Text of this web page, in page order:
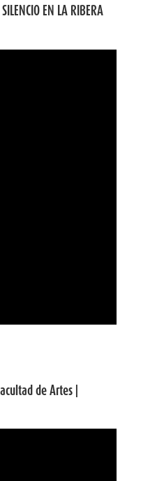
EN LA RIBERA
de Artes |